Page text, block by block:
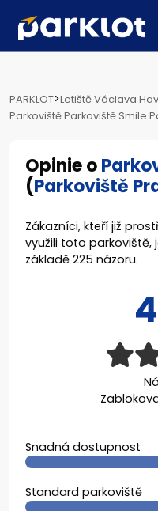
PARKLOT>Letiště Václava
Parkoviště Parkoviště Smile
Opinie o
(Parkoviště
Zákazníci, kteří již
využili toto parkoviště,
základě 225 názoru.
Snadná dostupnost
Standard parkoviště